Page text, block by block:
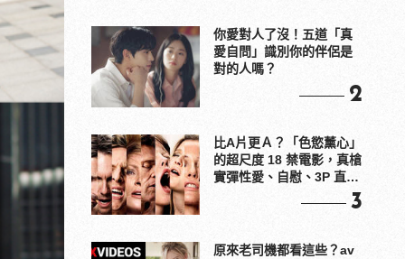
你愛對人了沒！五道「真
愛自問」識別你的伴侶是
對的人嗎？
2
比A片更Ａ？「色慾薰心」
的超尺度 18 禁電影，真槍
實彈性愛、自慰、3P 直接
3
原來老司機都看這些？av